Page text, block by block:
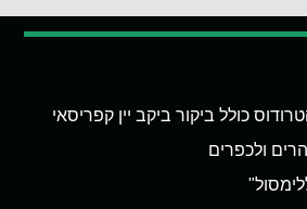
כולל ביקור ביקב יין קפריסאי
ולכפרים